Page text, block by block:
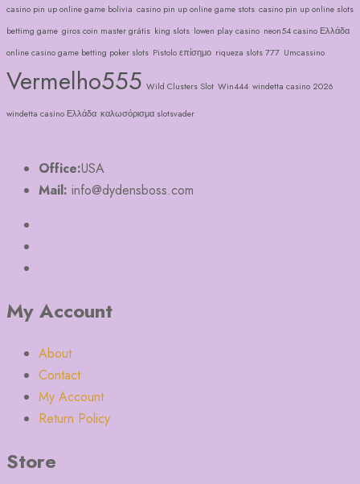
casino pin up online game bolivia casino pin up online game stots casino pin up online slots
bettimg game giros coin master grátis king slots lowen play casino neon54 casino Ελλάδα
online casino game betting poker slots Pistolo επίσημο riqueza slots 777 Umcassino
Vermelho555 Wild Clusters Slot Win444 windetta casino 2026
windetta casino Ελλάδα καλωσόρισμα slotsvader
Office:USA
Mail: info@dydensboss.com
My Account
About
Contact
My Account
Return Policy
Store